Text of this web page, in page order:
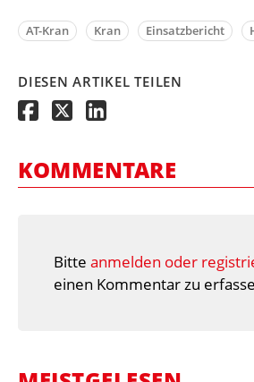
AT-Kran Kran Einsatzbericht
DIESEN ARTIKEL TEILEN
KOMMENTARE
Bitte anmelden oder
einen Kommentar zu